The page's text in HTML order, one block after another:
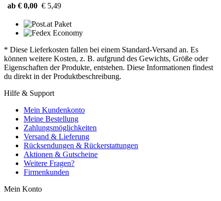
ab € 0,00 € 5,49
* Diese Lieferkosten fallen bei einem Standard-Versand an. Es
können weitere Kosten, z. B. aufgrund des Gewichts, Größe oder
Eigenschaften der Produkte, entstehen. Diese Informationen findest
du direkt in der Produktbeschreibung.
Hilfe & Support
Mein Kundenkonto
Meine Bestellung
Zahlungsmöglichkeiten
Versand & Lieferung
Rücksendungen & Rückerstattungen
Aktionen & Gutscheine
Weitere Fragen?
Firmenkunden
Mein Konto